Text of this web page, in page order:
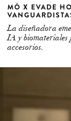
MÓ X EVADE
La diseñadora
IA y biomateriales
accesorios.